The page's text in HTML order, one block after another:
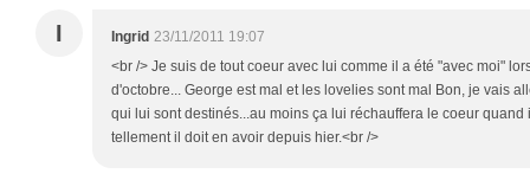
I Ingrid 23/11/2011 19:07
<br /> Je suis de tout coeur avec lui comme il a été "avec moi"
d'octobre... George est mal et les lovelies sont mal Bon, je vais
qui lui sont destinés...au moins ça lui réchauffera le coeur quand
tellement il doit en avoir depuis hier.<br />